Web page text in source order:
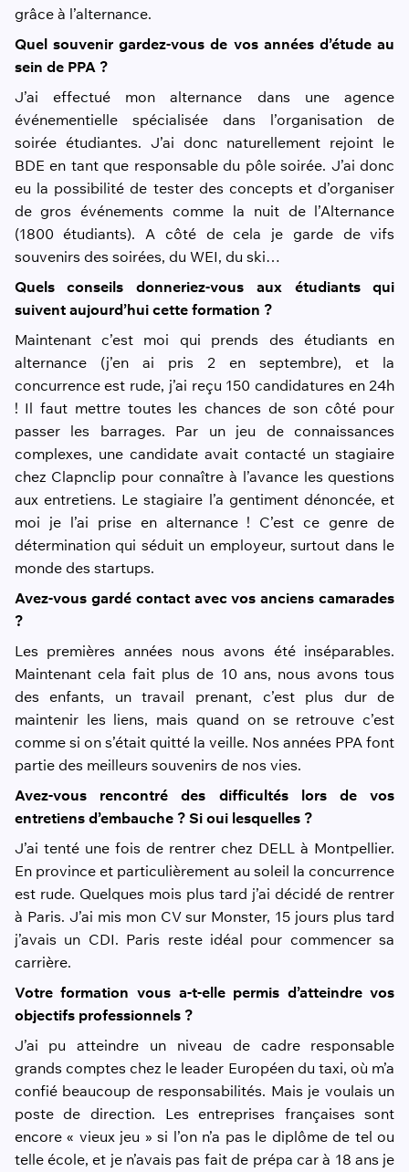
grâce à l’alternance.
Quel souvenir gardez-vous de vos années d’étude au
sein de PPA ?
J’ai effectué mon alternance dans une agence
événementielle spécialisée dans l’organisation de
soirée étudiantes. J’ai donc naturellement rejoint le
BDE en tant que responsable du pôle soirée. J’ai donc
eu la possibilité de tester des concepts et d’organiser
de gros événements comme la nuit de l’Alternance
(1800 étudiants). A côté de cela je garde de vifs
souvenirs des soirées, du WEI, du ski…
Quels conseils donneriez-vous aux étudiants qui
suivent aujourd’hui cette formation ?
Maintenant c’est moi qui prends des étudiants en
alternance (j’en ai pris 2 en septembre), et la
concurrence est rude, j’ai reçu 150 candidatures en 24h
! Il faut mettre toutes les chances de son côté pour
passer les barrages. Par un jeu de connaissances
complexes, une candidate avait contacté un stagiaire
chez Clapnclip pour connaître à l’avance les questions
aux entretiens. Le stagiaire l’a gentiment dénoncée, et
moi je l’ai prise en alternance ! C’est ce genre de
détermination qui séduit un employeur, surtout dans le
monde des startups.
Avez-vous gardé contact avec vos anciens camarades
?
Les premières années nous avons été inséparables.
Maintenant cela fait plus de 10 ans, nous avons tous
des enfants, un travail prenant, c’est plus dur de
maintenir les liens, mais quand on se retrouve c’est
comme si on s’était quitté la veille. Nos années PPA font
partie des meilleurs souvenirs de nos vies.
Avez-vous rencontré des difficultés lors de vos
entretiens d’embauche ? Si oui lesquelles ?
J’ai tenté une fois de rentrer chez DELL à Montpellier.
En province et particulièrement au soleil la concurrence
est rude. Quelques mois plus tard j’ai décidé de rentrer
à Paris. J’ai mis mon CV sur Monster, 15 jours plus tard
j’avais un CDI. Paris reste idéal pour commencer sa
carrière.
Votre formation vous a-t-elle permis d’atteindre vos
objectifs professionnels ?
J’ai pu atteindre un niveau de cadre responsable
grands comptes chez le leader Européen du taxi, où m’a
confié beaucoup de responsabilités. Mais je voulais un
poste de direction. Les entreprises françaises sont
encore « vieux jeu » si l’on n’a pas le diplôme de tel ou
telle école, et je n’avais pas fait de prépa car à 18 ans je